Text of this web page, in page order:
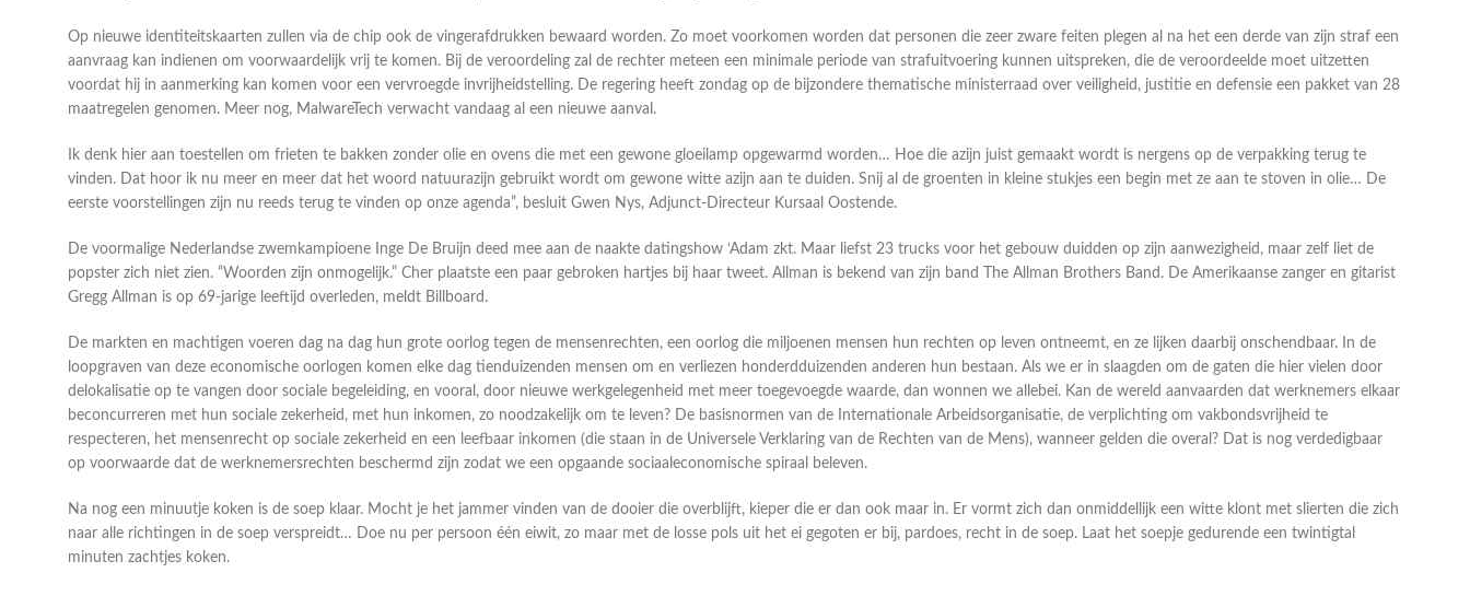
Op nieuwe identiteitskaarten zullen via de chip ook de vingerafdrukken bewaard worden. Zo moet voorkomen worden dat personen die zeer zware feiten plegen al na het een derde van zijn straf een
aanvraag kan indienen om voorwaardelijk vrij te komen. Bij de veroordeling zal de rechter meteen een minimale periode van strafuitvoering kunnen uitspreken, die de veroordeelde moet uitzetten
voordat hij in aanmerking kan komen voor een vervroegde invrijheidstelling. De regering heeft zondag op de bijzondere thematische ministerraad over veiligheid, justitie en defensie een pakket van 28
maatregelen genomen. Meer nog, MalwareTech verwacht vandaag al een nieuwe aanval.
Ik denk hier aan toestellen om frieten te bakken zonder olie en ovens die met een gewone gloeilamp opgewarmd worden… Hoe die azijn juist gemaakt wordt is nergens op de verpakking terug te
vinden. Dat hoor ik nu meer en meer dat het woord natuurazijn gebruikt wordt om gewone witte azijn aan te duiden. Snij al de groenten in kleine stukjes een begin met ze aan te stoven in olie… De
eerste voorstellingen zijn nu reeds terug te vinden op onze agenda”, besluit Gwen Nys, Adjunct-Directeur Kursaal Oostende.
De voormalige Nederlandse zwemkampioene Inge De Bruijn deed mee aan de naakte datingshow ‘Adam zkt. Maar liefst 23 trucks voor het gebouw duidden op zijn aanwezigheid, maar zelf liet de
popster zich niet zien. “Woorden zijn onmogelijk.” Cher plaatste een paar gebroken hartjes bij haar tweet. Allman is bekend van zijn band The Allman Brothers Band. De Amerikaanse zanger en gitarist
Gregg Allman is op 69-jarige leeftijd overleden, meldt Billboard.
De markten en machtigen voeren dag na dag hun grote oorlog tegen de mensenrechten, een oorlog die miljoenen mensen hun rechten op leven ontneemt, en ze lijken daarbij onschendbaar. In de
loopgraven van deze economische oorlogen komen elke dag tienduizenden mensen om en verliezen honderdduizenden anderen hun bestaan. Als we er in slaagden om de gaten die hier vielen door
delokalisatie op te vangen door sociale begeleiding, en vooral, door nieuwe werkgelegenheid met meer toegevoegde waarde, dan wonnen we allebei. Kan de wereld aanvaarden dat werknemers elkaar
beconcurreren met hun sociale zekerheid, met hun inkomen, zo noodzakelijk om te leven? De basisnormen van de Internationale Arbeidsorganisatie, de verplichting om vakbondsvrijheid te
respecteren, het mensenrecht op sociale zekerheid en een leefbaar inkomen (die staan in de Universele Verklaring van de Rechten van de Mens), wanneer gelden die overal? Dat is nog verdedigbaar
op voorwaarde dat de werknemersrechten beschermd zijn zodat we een opgaande sociaaleconomische spiraal beleven.
Na nog een minuutje koken is de soep klaar. Mocht je het jammer vinden van de dooier die overblijft, kieper die er dan ook maar in. Er vormt zich dan onmiddellijk een witte klont met slierten die zich
naar alle richtingen in de soep verspreidt… Doe nu per persoon één eiwit, zo maar met de losse pols uit het ei gegoten er bij, pardoes, recht in de soep. Laat het soepje gedurende een twintigtal
minuten zachtjes koken.